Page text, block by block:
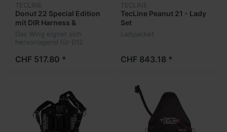
TECLINE
Donut 22 Special Edition
mit DIR Harness &
Backplate
Das Wing eignet sich
hervorragend für D12
Stages
CHF 517.80 *
TECLINE
TecLine Peanut 21 - Lady
Set
Ladyjacket
CHF 843.18 *